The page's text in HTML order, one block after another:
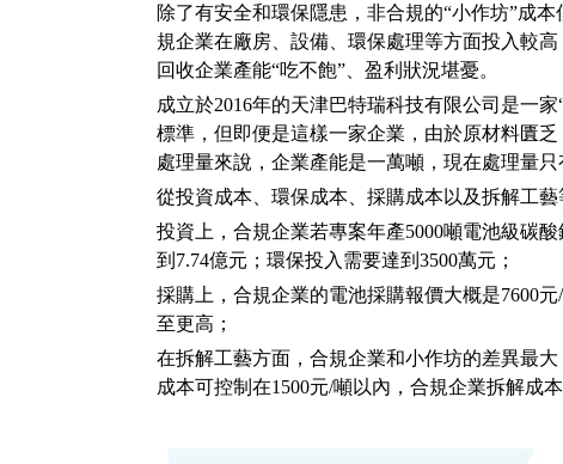
除了有安全和環保隱患，非合規的“小作坊”成
規企業在廠房、設備、環保處理等方面投入較
回收企業產能“吃不飽”、盈利狀況堪憂。
成立於2016年的天津巴特瑞科技有限公司是一
標準，但即便是這樣一家企業，由於原材料匱
處理量來說，企業產能是一萬噸，現在處理量只
從投資成本、環保成本、採購成本以及拆解工
投資上，合規企業若專案年產5000噸電池級碳
到7.74億元；環保投入需要達到3500萬元；
採購上，合規企業的電池採購報價大概是7600
至更高；
在拆解工藝方面，合規企業和小作坊的差異最
成本可控制在1500元/噸以內，合規企業拆解成本